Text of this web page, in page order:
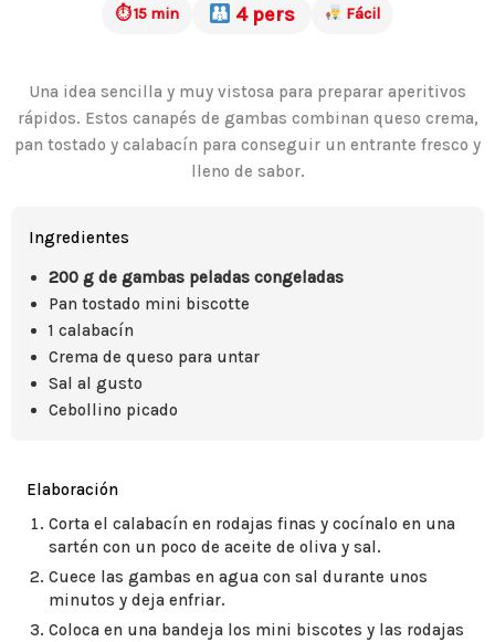
⏱ 15 min 4 pers Fácil
Una idea sencilla y muy vistosa para preparar aperitivos
rápidos. Estos canapés de gambas combinan queso crema,
pan tostado y calabacín para conseguir un entrante fresco y
lleno de sabor.
Ingredientes
200 g de gambas peladas congeladas
Pan tostado mini biscotte
1 calabacín
Crema de queso para untar
Sal al gusto
Cebollino picado
Elaboración
Corta el calabacín en rodajas finas y cocínalo en una
sartén con un poco de aceite de oliva y sal.
Cuece las gambas en agua con sal durante unos
minutos y deja enfriar.
Coloca en una bandeja los mini biscotes y las rodajas